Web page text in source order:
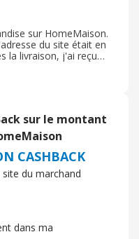
sur HomeMaison.
du site était en
la livraison, j'ai reçu
marchandise ( 60
après-vente de
de commande de la
( . Ch) et livré en
sur le montant
CASHBACK
site du marchand
dans ma